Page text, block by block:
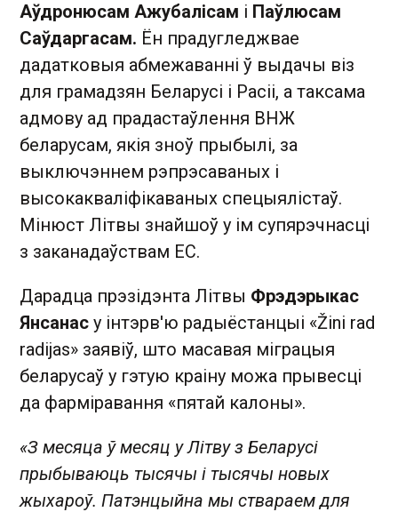
Аўдронюсам Ажубалісам і Паўлюсам
Саўдаргасам. Ён прадугледжвае
дадатковыя абмежаванні ў выдачы віз
для грамадзян Беларусі і Расіі, а таксама
адмову ад прадастаўлення ВНЖ
беларусам, якія зноў прыбылі, за
выключэннем рэпрэсаваных і
высокакваліфікаваных спецыялістаў.
Мінюст Літвы знайшоў у ім супярэчнасці
з заканадаўствам ЕС.
Дарадца прэзідэнта Літвы Фрэдэрыкас
Янсанас у інтэрв'ю радыёстанцыі «Žini rad
radijas» заявіў, што масавая міграцыя
беларусаў у гэтую краіну можа прывесці
да фарміравання «пятай калоны».
«З месяца ў месяц у Літву з Беларусі
прыбываюць тысячы і тысячы новых
жыхароў. Патэнцыйна мы ствараем для